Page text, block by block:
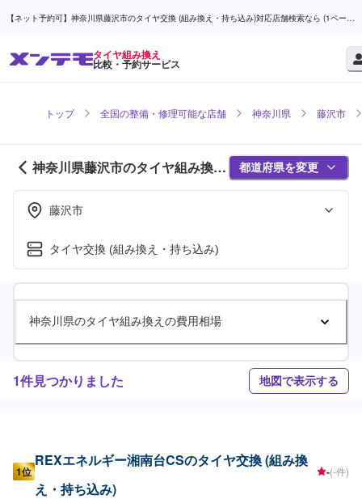
【ネット予約可】神奈川県藤沢市のタイヤ交換 (組み換え・持ち込み)対応店舗検索なら (1ページ
タイヤ組み換え
比較・予約サービス
トップ 全国の整備・修理可能な店舗 神奈川県 藤沢市
神奈川県藤沢市のタイヤ組み換え
対応店舗紹介 (1ページ目)
都道府県を変更
藤沢市
タイヤ交換 (組み換え・持ち込み)
神奈川県のタイヤ組み換えの費用相場
1件見つかりました 地図で表示する
1位
REXエネルギー湘南台CSのタイヤ交換 (組み換
え・持ち込み)
-(-件)